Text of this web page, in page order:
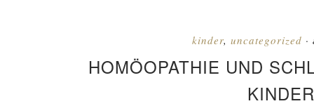
kinder, uncategorized ·
HOMÖOPATHIE UND